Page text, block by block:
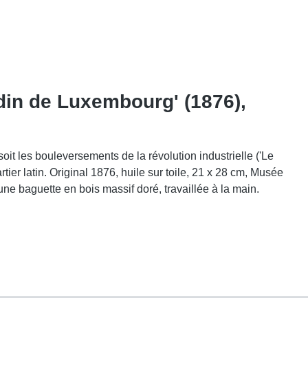
de Luxembourg' (1876),
les bouleversements de la révolution industrielle ('Le
latin. Original 1876, huile sur toile, 21 x 28 cm, Musée
baguette en bois massif doré, travaillée à la main.